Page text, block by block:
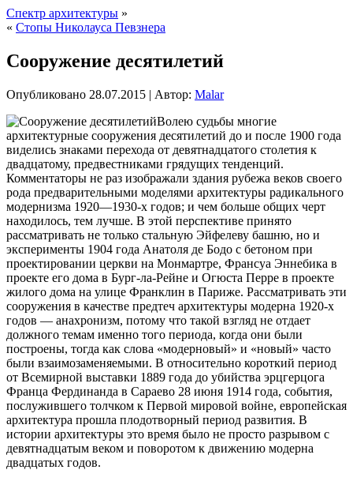
Спектр архитектуры »
« Стопы Николауса Певзнера
Сооружение десятилетий
Опубликовано 28.07.2015 | Автор: Malar
Волею судьбы многие
архитектурные сооружения десятилетий до и после 1900 года
виделись знаками перехода от девятнадцатого столетия к
двадцатому, предвестниками грядущих тенденций.
Комментаторы не раз изображали здания рубежа веков своего
рода предварительными моделями архитектуры радикального
модернизма 1920—1930-х годов; и чем больше общих черт
находилось, тем лучше. В этой перспективе принято
рассматривать не только стальную Эйфелеву башню, но и
эксперименты 1904 года Анатоля де Бодо с бетоном при
проектировании церкви на Монмартре, Франсуа Эннебика в
проекте его дома в Бург-ла-Рейне и Огюста Перре в проекте
жилого дома на улице Франклин в Париже. Рассматривать эти
сооружения в качестве предтеч архитектуры модерна 1920-х
годов — анахронизм, потому что такой взгляд не отдает
должного темам именно того периода, когда они были
построены, тогда как слова «модерновый» и «новый» часто
были взаимозаменяемыми. В относительно короткий период
от Всемирной выставки 1889 года до убийства эрцгерцога
Франца Фердинанда в Сараево 28 июня 1914 года, события,
послужившего толчком к Первой мировой войне, европейская
архитектура прошла плодотворный период развития. В
истории архитектуры это время было не просто разрывом с
девятнадцатым веком и поворотом к движению модерна
двадцатых годов.